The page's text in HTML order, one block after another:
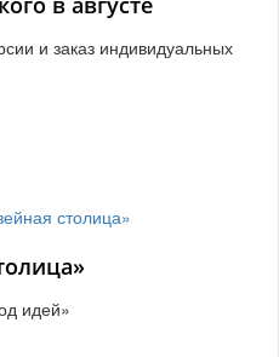
и заказ индивидуальных
идей»